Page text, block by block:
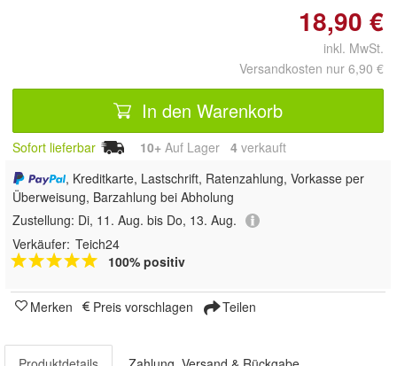
18,90 €
inkl. MwSt.
Versandkosten nur 6,90 €
In den Warenkorb
Sofort lieferbar 10+ Auf Lager 4 verkauft
, Kreditkarte, Lastschrift, Ratenzahlung, Vorkasse per
Überweisung, Barzahlung bei Abholung
Zustellung: Di, 11. Aug. bis Do, 13. Aug.
Verkäufer: Teich24
100% positiv
Merken Preis vorschlagen Teilen